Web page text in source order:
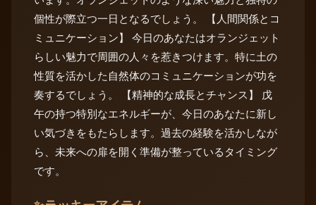
個性が際立つ一日となるでしょう。 【人間関係とコ
ミュニケーション】 今日のあなたはオランジェット
らしい魅力で周囲の人々を惹きつけます。特に土の
性質を活かした自然体のコミュニケーションが功を
奏するでしょう。 【精神的な成長とチャンス】 戊
午の持つ特別なエネルギーが、今日のあなたに新し
い気づきをもたらします。過去の経験を活かしなが
ら、未来への扉を開く準備が整っているタイミング
です。